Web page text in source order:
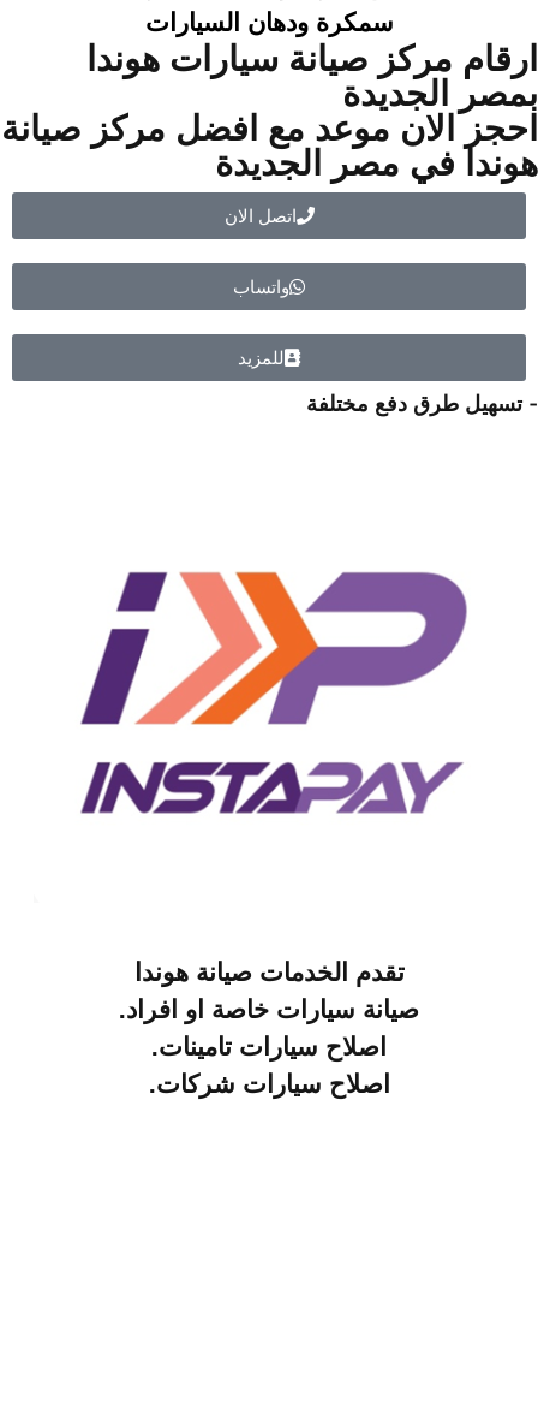
سمكرة ودهان السيارات
ارقام مركز صيانة سيارات هوندا
بمصر الجديدة
احجز الان موعد مع افضل مركز صيانة
هوندا في مصر الجديدة
اتصل الان
واتساب
للمزيد
- تسهيل طرق دفع مختلفة
تقدم الخدمات صيانةهوندا
صيانة سيارات خاصة او افراد.
اصلاح سيارات تامينات.
اصلاح سيارات شركات.